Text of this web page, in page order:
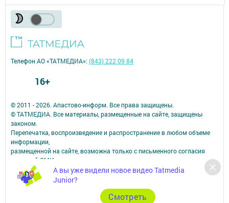
А вы уже видели новое видео Tatmedia
Junior?
Cмотреть
© 2011 - 2026. Апастово-информ. Все права защищены.
© ТАТМЕДИА. Все материалы, размещенные на сайте, защищены
законом.
Перепечатка, воспроизведение и распространение в любом объеме
информации,
размещенной на сайте, возможна только с письменного согласия
редакций СМИ.
При поддержке Республиканского агентства по печати и массовым
коммуникациям.
Наименование СМИ: Апастово-информ
СМИ зарегистрировано Федеральной службой по надзору в сфере
Телефон АО «ТАТМЕДИА»:(843) 222 09 84
16+